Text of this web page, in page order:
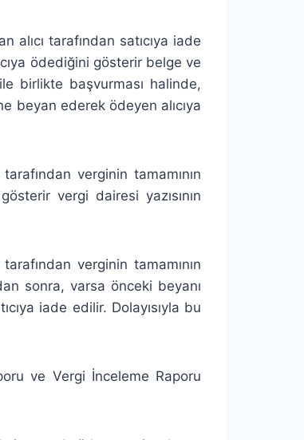
tarafından satıcıya iade
ödediğini gösterir belge ve
ile birlikte başvurması halinde,
beyan ederek ödeyen alıcıya
verginin tamamının
vergi dairesi yazısının
verginin tamamının
sonra, varsa önceki beyanı
iade edilir. Dolayısıyla bu
ve Vergi İnceleme Raporu